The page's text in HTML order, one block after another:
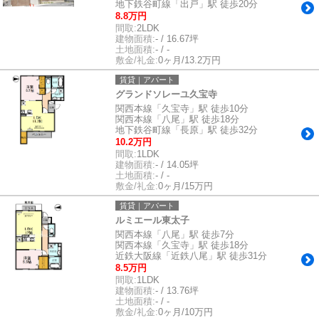
地下鉄谷町線「出戸」駅 徒歩20分
8.8万円
間取:2LDK
建物面積:- / 16.67坪
土地面積:- / -
敷金/礼金:0ヶ月/13.2万円
賃貸｜アパート
グランドソレーユ久宝寺
関西本線「久宝寺」駅 徒歩10分
関西本線「八尾」駅 徒歩18分
地下鉄谷町線「長原」駅 徒歩32分
10.2万円
間取:1LDK
建物面積:- / 14.05坪
土地面積:- / -
敷金/礼金:0ヶ月/15万円
賃貸｜アパート
ルミエール東太子
関西本線「八尾」駅 徒歩7分
関西本線「久宝寺」駅 徒歩18分
近鉄大阪線「近鉄八尾」駅 徒歩31分
8.5万円
間取:1LDK
建物面積:- / 13.76坪
土地面積:- / -
敷金/礼金:0ヶ月/10万円